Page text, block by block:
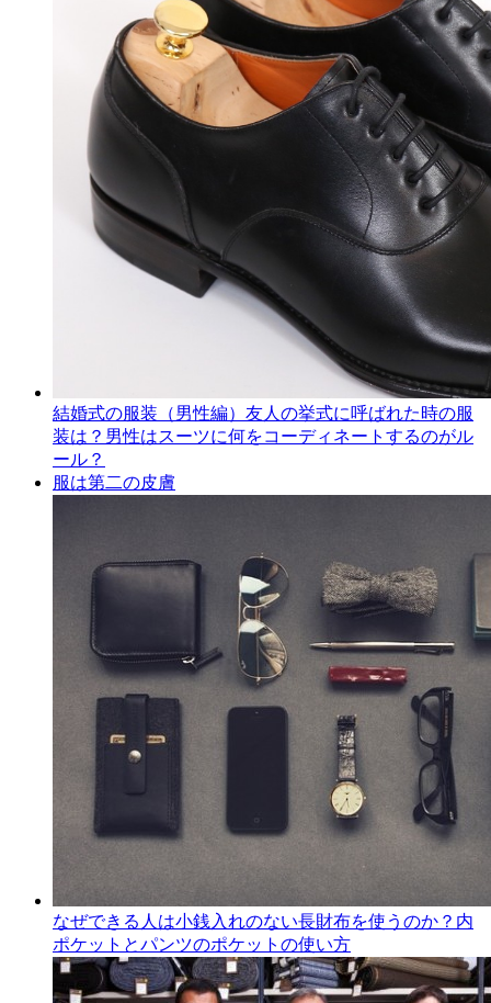
結婚式の服装（男性編）友人の挙式に呼ばれた時の服
装は？男性はスーツに何をコーディネートするのがル
ール？
服は第二の皮膚
なぜできる人は小銭入れのない長財布を使うのか？内
ポケットとパンツのポケットの使い方